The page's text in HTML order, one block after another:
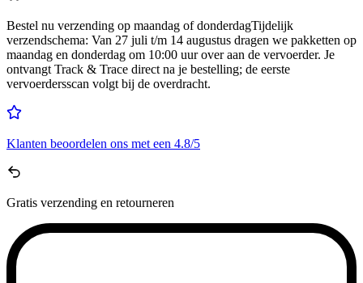
Bestel nu verzending op maandag of donderdagTijdelijk
verzendschema: Van 27 juli t/m 14 augustus dragen we pakketten op
maandag en donderdag om 10:00 uur over aan de vervoerder. Je
ontvangt Track & Trace direct na je bestelling; de eerste
vervoerdersscan volgt bij de overdracht.
Klanten beoordelen ons met een 4.8/5
Gratis verzending en retourneren